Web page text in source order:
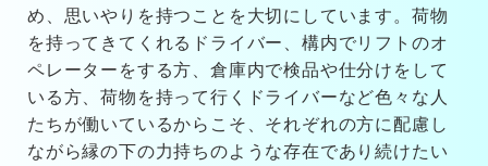
め、思いやりを持つことを大切にしています。荷物
を持ってきてくれるドライバー、構内でリフトのオ
ペレーターをする方、倉庫内で検品や仕分けをして
いる方、荷物を持って行くドライバーなど色々な人
たちが働いているからこそ、それぞれの方に配慮し
ながら縁の下の力持ちのような存在であり続けたい